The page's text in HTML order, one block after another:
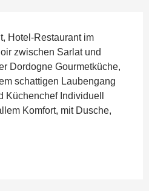
Hotel-Restaurant im
zwischen Sarlat und
Dordogne Gourmetküche,
schattigen Laubengang
Küchenchef Individuell
Komfort, mit Dusche,